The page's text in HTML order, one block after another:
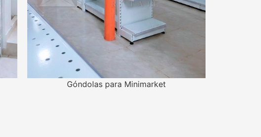
Góndolas para Minimarket